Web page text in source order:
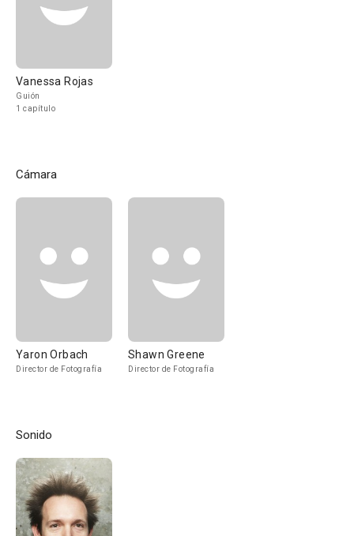
Vanessa Rojas
Guión
1 capítulo
Cámara
Yaron Orbach
Director de Fotografía
Shawn Greene
Director de Fotografía
Sonido